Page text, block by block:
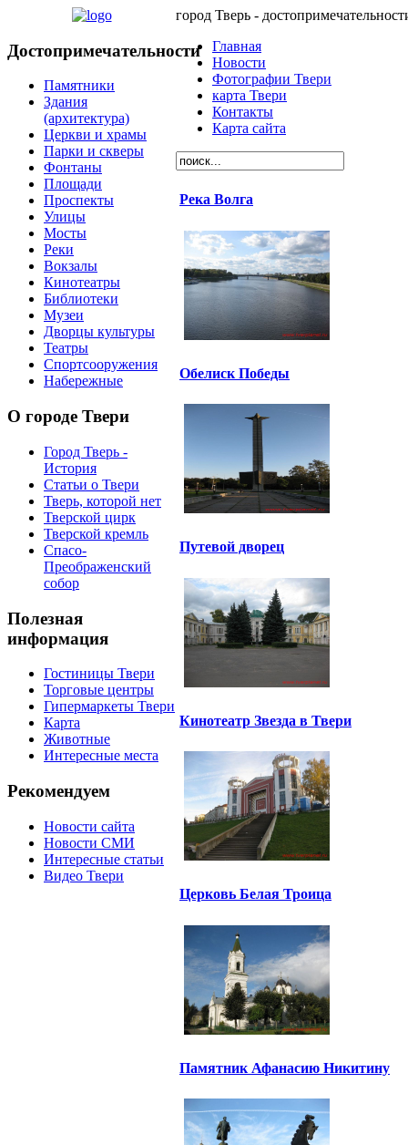
Достопримечательности
Памятники
Здания
(архитектура)
Церкви и храмы
Парки и скверы
Фонтаны
Площади
Проспекты
Улицы
Мосты
Реки
Вокзалы
Кинотеатры
Библиотеки
Музеи
Дворцы культуры
Театры
Спортсооружения
Набережные
О городе Твери
Город Тверь -
История
Статьи о Твери
Тверь, которой нет
Тверской цирк
Тверской кремль
Спасо-
Преображенский
собор
Полезная
информация
Гостиницы Твери
Торговые центры
Гипермаркеты Твери
Карта
Животные
Интересные места
Рекомендуем
Новости сайта
Новости СМИ
Интересные статьи
Видео Твери
город Тверь -
Главная
Новости
Фотографии Твери
карта Твери
Контакты
Карта сайта
Река Волга
Обелиск Победы
Путевой дворец
Кинотеатр Звезда в Твери
Церковь Белая Троица
Памятник Афанасию Никитину